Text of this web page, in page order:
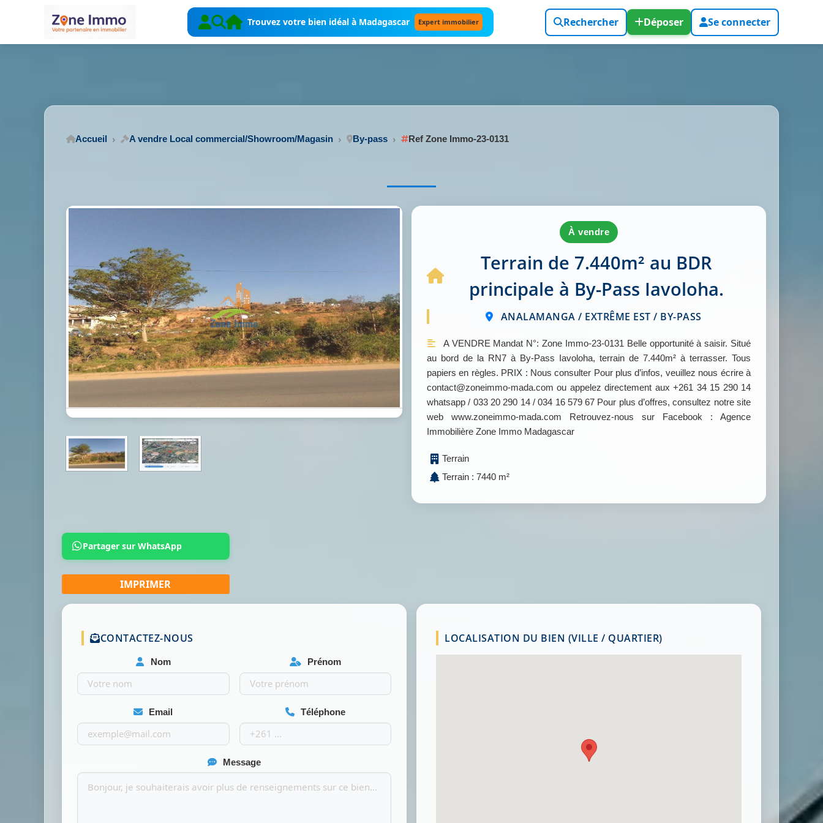
Trouvez votre bien idéal à Madagascar Expert immobilier Rechercher Déposer Se connecter
Accueil A vendre Local commercial/Showroom/Magasin By-pass Ref Zone Immo-23-0131
à vendre
Terrain de 7.440m² au BDR
principale à By-Pass Iavoloha.
ANALAMANGA / EXTRÊME EST / BY-PASS
A VENDRE Mandat N°: Zone Immo-23-0131 Belle opportunité à saisir. Situé
au bord de la RN7 à By-Pass Iavoloha, terrain de 7.440m² à terrasser. Tous
papiers en règles. PRIX : Nous consulter Pour plus d’infos, veuillez nous écrire à
contact@zoneimmo-mada.com ou appelez directement aux +261 34 15 290 14
whatsapp / 033 20 290 14 / 034 16 579 67 Pour plus d’offres, consultez notre site
web www.zoneimmo-mada.com Retrouvez-nous sur Facebook : Agence
Immobilière Zone Immo Madagascar
Terrain
Terrain : 7440 m²
Partager sur WhatsApp
CONTACTEZ-NOUS
Nom Prénom
Email Téléphone
Message
LOCALISATION DU BIEN (VILLE / QUARTIER)